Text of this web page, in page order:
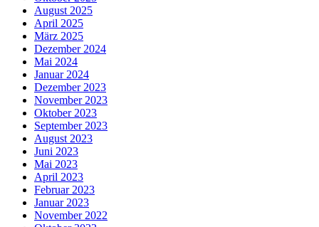
August 2025
April 2025
März 2025
Dezember 2024
Mai 2024
Januar 2024
Dezember 2023
November 2023
Oktober 2023
September 2023
August 2023
Juni 2023
Mai 2023
April 2023
Februar 2023
Januar 2023
November 2022